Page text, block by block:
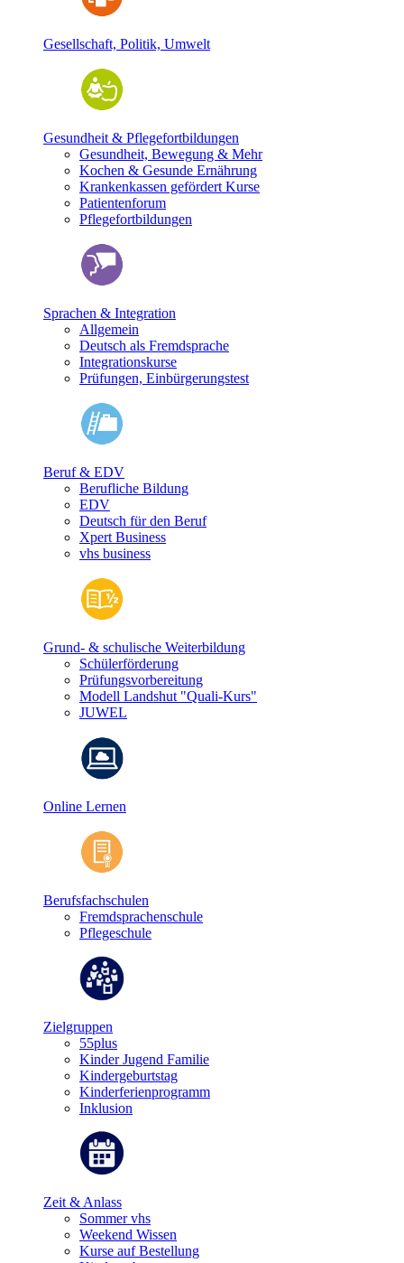
Gesellschaft, Politik, Umwelt
Gesundheit & Pflegefortbildungen
Gesundheit, Bewegung & Mehr
Kochen & Gesunde Ernährung
Krankenkassen gefördert Kurse
Patientenforum
Pflegefortbildungen
Sprachen & Integration
Allgemein
Deutsch als Fremdsprache
Integrationskurse
Prüfungen, Einbürgerungstest
Beruf & EDV
Berufliche Bildung
EDV
Deutsch für den Beruf
Xpert Business
vhs business
Grund- & schulische Weiterbildung
Schülerförderung
Prüfungsvorbereitung
Modell Landshut "Quali-Kurs"
JUWEL
Online Lernen
Berufsfachschulen
Fremdsprachenschule
Pflegeschule
Zielgruppen
55plus
Kinder Jugend Familie
Kindergeburtstag
Kinderferienprogramm
Inklusion
Zeit & Anlass
Sommer vhs
Weekend Wissen
Kurse auf Bestellung